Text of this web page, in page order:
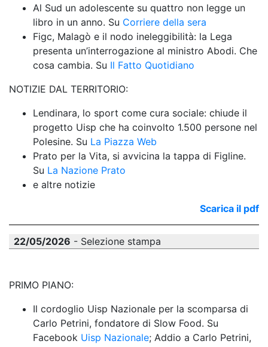
Al Sud un adolescente su quattro non legge un
libro in un anno. Su Corriere della sera
Figc, Malagò e il nodo ineleggibilità: la Lega
presenta un’interrogazione al ministro Abodi. Che
cosa cambia. Su Il Fatto Quotidiano
NOTIZIE DAL TERRITORIO:
Lendinara, lo sport come cura sociale: chiude il
progetto Uisp che ha coinvolto 1.500 persone nel
Polesine. Su La Piazza Web
Prato per la Vita, si avvicina la tappa di Figline.
Su La Nazione Prato
e altre notizie
Scarica il pdf
22/05/2026 - Selezione stampa
PRIMO PIANO:
Il cordoglio Uisp Nazionale per la scomparsa di
Carlo Petrini, fondatore di Slow Food. Su
Facebook Uisp Nazionale; Addio a Carlo Petrini,